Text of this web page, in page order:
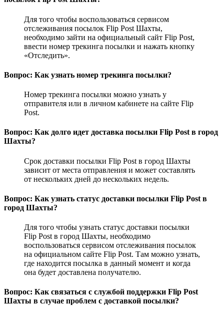
Для того чтобы воспользоваться сервисом
отслеживания посылок Flip Post Шахты,
необходимо зайти на официальный сайт Flip Post,
ввести номер трекинга посылки и нажать кнопку
«Отследить».
Вопрос: Как узнать номер трекинга посылки?
Номер трекинга посылки можно узнать у
отправителя или в личном кабинете на сайте Flip
Post.
Вопрос: Как долго идет доставка посылки Flip Post в город
Шахты?
Срок доставки посылки Flip Post в город Шахты
зависит от места отправления и может составлять
от нескольких дней до нескольких недель.
Вопрос: Как узнать статус доставки посылки Flip Post в
город Шахты?
Для того чтобы узнать статус доставки посылки
Flip Post в город Шахты, необходимо
воспользоваться сервисом отслеживания посылок
на официальном сайте Flip Post. Там можно узнать,
где находится посылка в данный момент и когда
она будет доставлена получателю.
Вопрос: Как связаться с службой поддержки Flip Post
Шахты в случае проблем с доставкой посылки?